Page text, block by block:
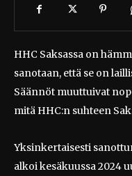
HHC Saksassa on
sanotaan, että se on
Säännöt muuttuivat
mitä HHC:n suhteen
Yksinkertaisesti
alkoi kesäkuussa 2024